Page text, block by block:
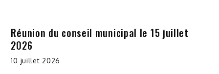
Réunion du conseil municipal le 15 juillet
2026
10 juillet 2026